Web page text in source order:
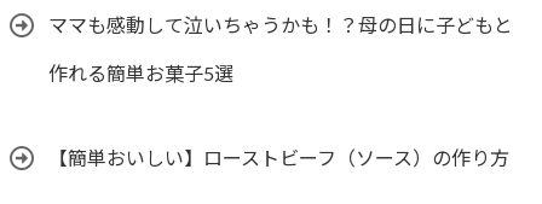
ママも感動して泣いちゃうかも！？母の日に子どもと
作れる簡単お菓子5選
【簡単おいしい】ローストビーフ（ソース）の作り方